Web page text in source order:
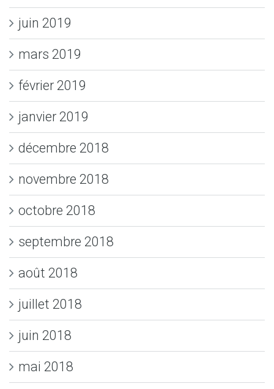
juin 2019
mars 2019
février 2019
janvier 2019
décembre 2018
novembre 2018
octobre 2018
septembre 2018
août 2018
juillet 2018
juin 2018
mai 2018